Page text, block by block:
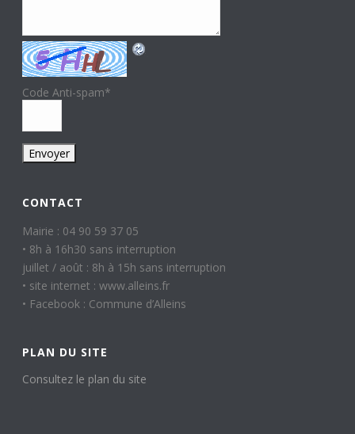
Code Anti-spam*
CONTACT
Mairie : 04 90 59 37 05
• 8h à 16h30 sans interruption
juillet / août : 8h à 15h sans interruption
• site internet : www.alleins.fr
• Facebook : Commune d’Alleins
PLAN DU SITE
Consultez le plan du site